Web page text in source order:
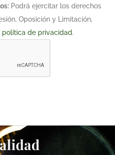
Podrá ejercitar los derechos
Oposición y Limitación,
política de privacidad.